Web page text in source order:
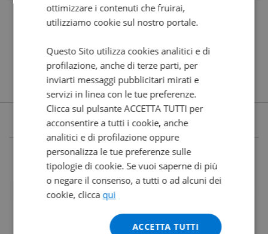
ottimizzare i contenuti che fruirai,
utilizziamo cookie sul nostro portale.
Questo Sito utilizza cookies analitici e di
profilazione, anche di terze parti, per
inviarti messaggi pubblicitari mirati e
servizi in linea con le tue preferenze.
Clicca sul pulsante ACCETTA TUTTI per
acconsentire a tutti i cookie, anche
analitici e di profilazione oppure
personalizza le tue preferenze sulle
tipologie di cookie. Se vuoi saperne di più
o negare il consenso, a tutti o ad alcuni dei
cookie, clicca qui
ACCETTA TUTTI